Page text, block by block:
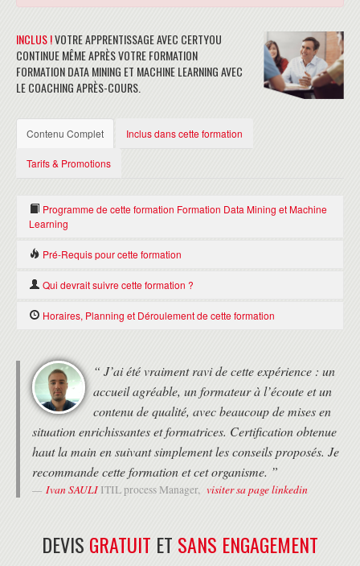
INCLUS !VOTRE APPRENTISSAGE AVEC CERTYOU
CONTINUE MÊME APRÈS VOTRE FORMATION
FORMATION DATA MINING ET MACHINE LEARNING AVEC
LE COACHING APRÈS-COURS.
Contenu Complet Inclus dans cette formation
Tarifs & Promotions
Programme de cette formation Formation Data Mining et Machine
Learning
INTRODUCTION
Data Mining vs Big Data
Apprentissage supervisé vs Apprentissage non supervisé et
INGÉNIERIE DE LA DÉCISION
Analyse procédurale hiérarchique
Problème d’association stable (algorithme de Lloy Shaply)
Chaîne de Markov discrète (DTMC)
Jeu d’entraînement et jeu de test
SÉLECTION D’INSTANCES
Échantillonnage stratifié (probabilité non égales)
Analyse d'affinité
Pré-Requis pour cette formation
Connaître l’utilité du Data Mining et les problématiques du Big
Qui devrait suivre cette formation ?
Administrateur système, Gestionnaire réseau et les gestionnaires
Horaires, Planning et Déroulement de cette formation
HORAIRES
• Formation de 9h30 à 17h30 le premier jour, puis de 9h à 17h.
• Deux pauses de 15 minutes le matin et l'après-midi.
• 1 heure de pause déjeuner
MODALITÉS
• Formation avec un Expert Formateur (pas de vidéos pré-
enregistrées).
• Formation organisée au choix du stagiaire :
- en Alternance, c'est à dire à la carte entre le présentiel et le
“ J’ai été vraiment ravi de cette expérience : un
accueil agréable, un formateur à l’écoute et un
contenu de qualité, avec beaucoup de mises en
situation enrichissantes et formatrices. Certification obtenue
haut la main en suivant simplement les conseils proposés. Je
recommande cette formation et cet organisme. ”
Ivan SAULI ITIL process Manager, visiter sa page linkedin
DEVIS GRATUIT ET SANS ENGAGEMENT